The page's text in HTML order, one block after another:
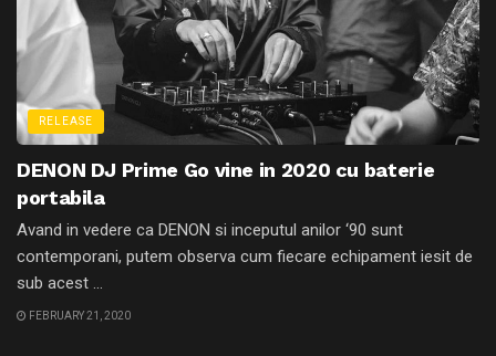
RELEASE
DENON DJ Prime Go vine in 2020 cu baterie
portabila
Avand in vedere ca DENON si inceputul anilor ‘90 sunt
contemporani, putem observa cum fiecare echipament iesit de
sub acest ...
FEBRUARY 21, 2020